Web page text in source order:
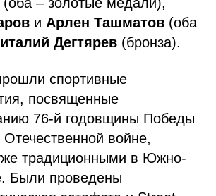
и Арлен Ташматов (оба
Дегтярев (бронза).
спортивные
посвященные
76-й годовщины Победы
войне,
традиционными в Южно-
Были проведены